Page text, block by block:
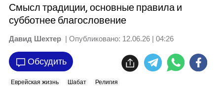
Смысл традиции, основные правила и
субботнее благословение
Давид Шехтер | Опубликовано: 12.06.26 | 04:26
Обсудить
Еврейская жизнь Шабат Религия